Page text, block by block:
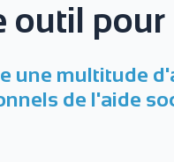
outil pour
une multitude
de l'aide